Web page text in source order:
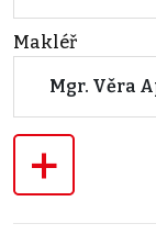
Makléř
Mgr. Věra
+